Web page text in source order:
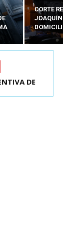
CORTE
JOAQUÍN
“EVITAR
DE